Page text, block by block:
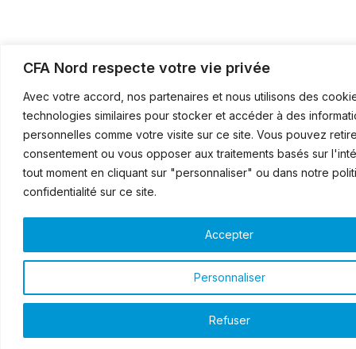
CFA Nord respecte votre vie privée
Avec votre accord, nos partenaires et nous utilisons des
technologies similaires pour stocker et accéder à des
personnelles comme votre visite sur ce site. Vous pouvez
consentement ou vous opposer aux traitements basés sur
tout moment en cliquant sur "personnaliser" ou dans notre
confidentialité sur ce site.
Personnaliser
Refuser
Accepter